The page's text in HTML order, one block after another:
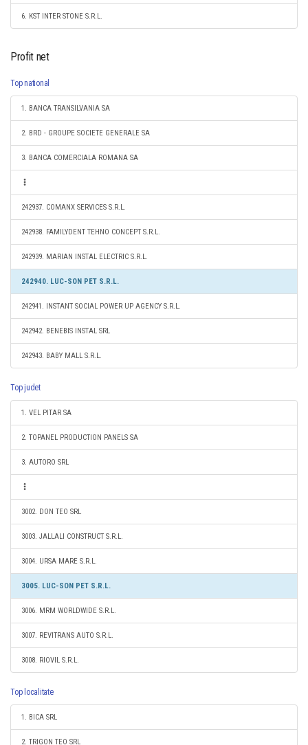
6. KST INTER STONE S.R.L.
Profit net
Top national
1. BANCA TRANSILVANIA SA
2. BRD - GROUPE SOCIETE GENERALE SA
3. BANCA COMERCIALA ROMANA SA
242937. COMANX SERVICES S.R.L.
242938. FAMILYDENT TEHNO CONCEPT S.R.L.
242939. MARIAN INSTAL ELECTRIC S.R.L.
242940. LUC-SON PET S.R.L.
242941. INSTANT SOCIAL POWER UP AGENCY S.R.L.
242942. BENEBIS INSTAL SRL
242943. BABY MALL S.R.L.
Top judet
1. VEL PITAR SA
2. TOPANEL PRODUCTION PANELS SA
3. AUTORO SRL
3002. DON TEO SRL
3003. JALLALI CONSTRUCT S.R.L.
3004. URSA MARE S.R.L.
3005. LUC-SON PET S.R.L.
3006. MRM WORLDWIDE S.R.L.
3007. REVITRANS AUTO S.R.L.
3008. RIOVIL S.R.L.
Top localitate
1. BICA SRL
2. TRIGON TEO SRL